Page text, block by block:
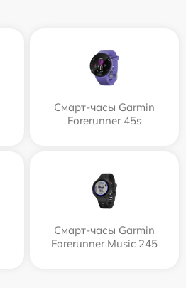
Смарт-часы Garmin
Forerunner 45s
Смарт-часы Garmin
Forerunner Music 245